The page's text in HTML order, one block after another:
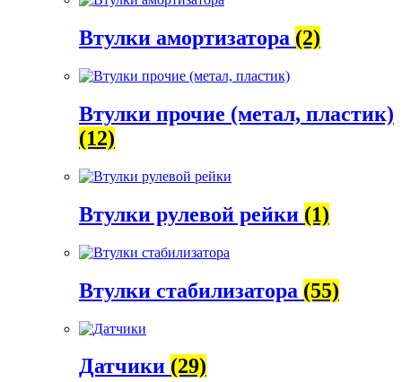
Втулки амортизатора (2)
Втулки прочие (метал, пластик)
(12)
Втулки рулевой рейки (1)
Втулки стабилизатора (55)
Датчики (29)